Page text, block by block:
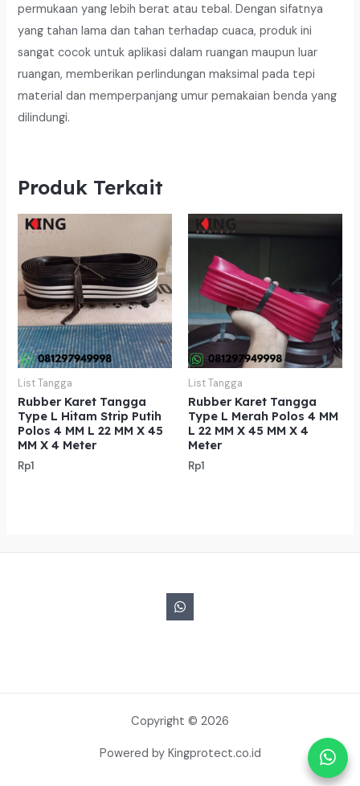
permukaan yang lebih berat atau tebal. Dengan sifatnya
yang tahan lama dan tahan terhadap cuaca, produk ini
sangat cocok untuk aplikasi dalam ruangan maupun luar
ruangan, memberikan perlindungan maksimal pada tepi
material dan memperpanjang umur pemakaian benda yang
dilindungi.
Produk Terkait
List Tangga
Rubber Karet Tangga
Type L Hitam Strip Putih
Polos 4 MM L 22 MM X 45
MM X 4 Meter
Rp1
List Tangga
Rubber Karet Tangga
Type L Merah Polos 4 MM
L 22 MM X 45 MM X 4
Meter
Rp1
Copyright © 2026
Powered by Kingprotect.co.id